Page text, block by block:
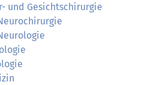
und Gesichtschirurgie